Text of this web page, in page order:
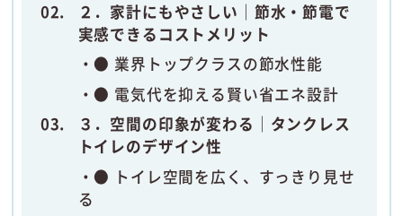
２．家計にもやさしい｜節水・節電で
実感できるコストメリット
● 業界トップクラスの節水性能
● 電気代を抑える賢い省エネ設計
３．空間の印象が変わる｜タンクレス
トイレのデザイン性
● トイレ空間を広く、すっきり見せ
る